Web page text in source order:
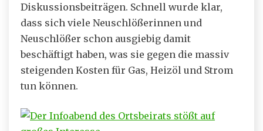
Diskussionsbeiträgen. Schnell wurde klar,
dass sich viele Neuschlößerinnen und
Neuschlößer schon ausgiebig damit
beschäftigt haben, was sie gegen die massiv
steigenden Kosten für Gas, Heizöl und Strom
tun können.